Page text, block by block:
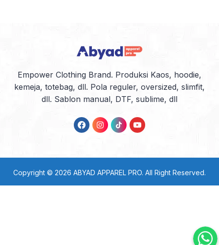
kaos anak, jaket, hingga jumper untuk
berbagai keperluan. Dengan lokasi
Empower Clothing Brand. Produksi Kaos, hoodie,
kemeja, totebag, dll. Pola reguler, oversized, slimfit,
dll. Sablon manual, DTF, sublime, dll
Copyright © 2026 ABYAD APPAREL PRO. All Right Reserved.